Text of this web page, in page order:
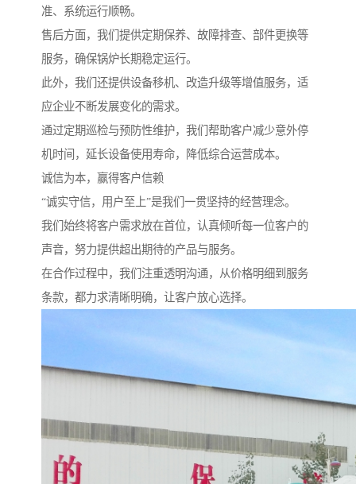
准、系统运行顺畅。
售后方面，我们提供定期保养、故障排查、部件更换等
服务，确保锅炉长期稳定运行。
此外，我们还提供设备移机、改造升级等增值服务，适
应企业不断发展变化的需求。
通过定期巡检与预防性维护，我们帮助客户减少意外停
机时间，延长设备使用寿命，降低综合运营成本。
诚信为本，赢得客户信赖
“诚实守信，用户至上”是我们一贯坚持的经营理念。
我们始终将客户需求放在首位，认真倾听每一位客户的
声音，努力提供超出期待的产品与服务。
在合作过程中，我们注重透明沟通，从价格明细到服务
条款，都力求清晰明确，让客户放心选择。